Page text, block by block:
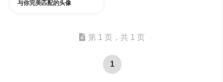
与你完美匹配的头像
第 1 页，共 1 页
1